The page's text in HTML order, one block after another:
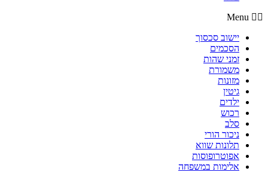
Menu
יישוב סכסוך
הסכמים
זמני שהות
משמורת
מזונות
גיטין
ילדים
רכוש
סלב
ניכור הורי
תלונות שווא
אפוטרופוסות
אלימות במשפחה